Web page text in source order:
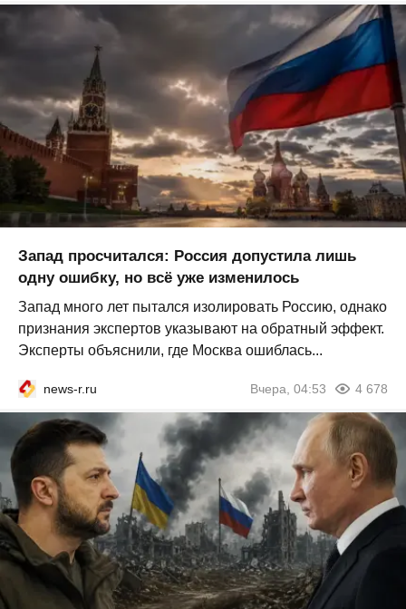
Запад просчитался: Россия допустила лишь
одну ошибку, но всё уже изменилось
Запад много лет пытался изолировать Россию, однако
признания экспертов указывают на обратный эффект.
Эксперты объяснили, где Москва ошиблась...
news-r.ru Вчера, 04:53 4 678